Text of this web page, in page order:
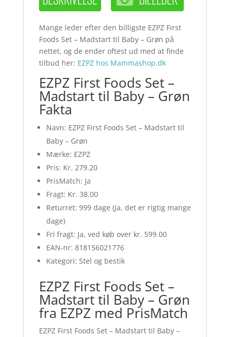
Mange leder efter den billigste EZPZ First
Foods Set – Madstart til Baby – Grøn på
nettet, og de ender oftest ud med at finde
tilbud her: EZPZ hos Mammashop.dk
EZPZ First Foods Set –
Madstart til Baby – Grøn
Fakta
Navn: EZPZ First Foods Set – Madstart til
Baby – Grøn
Mærke: EZPZ
Pris: Kr. 279.20
PrisMatch: Ja
Fragt: Kr. 38.00
Returret: 999 dage (Ja, det er rigtig mange
dage)
Fri fragt: Ja, ved køb over kr. 599.00
EAN-nr: 818156021776
Kategori: Stel og bestik
EZPZ First Foods Set –
Madstart til Baby – Grøn
fra EZPZ med PrisMatch
EZPZ First Foods Set – Madstart til Baby –